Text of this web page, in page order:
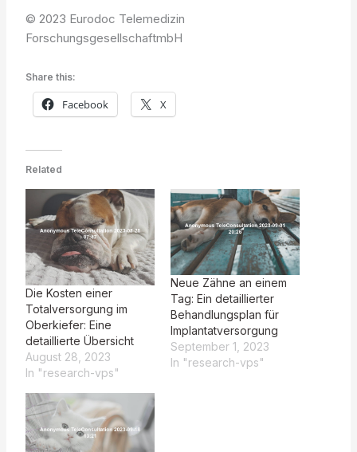
© 2023 Eurodoc Telemedizin
ForschungsgesellschaftmbH
Share this:
Facebook X
Related
Die Kosten einer
Totalversorgung im
Oberkiefer: Eine
detaillierte Übersicht
August 28, 2023
In "research-vps"
Neue Zähne an einem
Tag: Ein detaillierter
Behandlungsplan für
Implantatversorgung
September 1, 2023
In "research-vps"